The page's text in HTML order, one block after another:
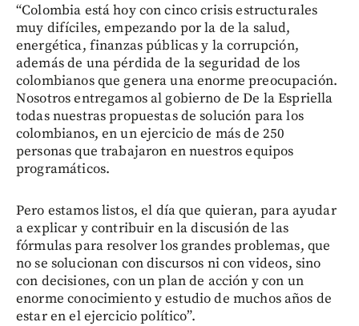
“Colombia está hoy con cinco crisis estructurales
muy difíciles, empezando por la de la salud,
energética, finanzas públicas y la corrupción,
además de una pérdida de la seguridad de los
colombianos que genera una enorme preocupación.
Nosotros entregamos al gobierno de De la Espriella
todas nuestras propuestas de solución para los
colombianos, en un ejercicio de más de 250
personas que trabajaron en nuestros equipos
programáticos.
Pero estamos listos, el día que quieran, para ayudar
a explicar y contribuir en la discusión de las
fórmulas para resolver los grandes problemas, que
no se solucionan con discursos ni con videos, sino
con decisiones, con un plan de acción y con un
enorme conocimiento y estudio de muchos años de
estar en el ejercicio político”.